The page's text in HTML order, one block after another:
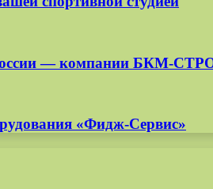
России — компании БКМ-
«Фидж-Сервис»